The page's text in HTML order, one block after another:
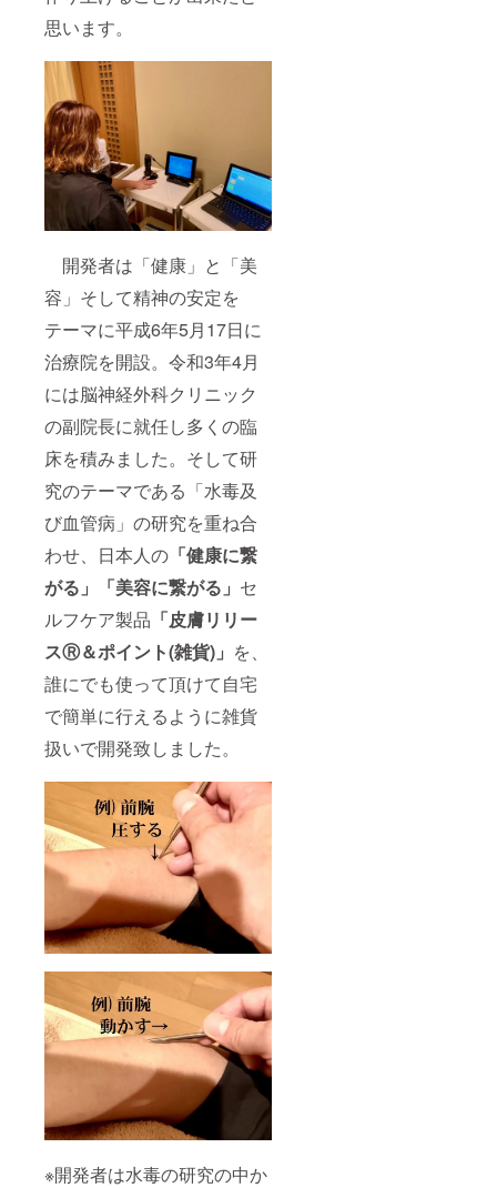
思います。
開発者は「健康」と「美
容」そして精神の安定を
テーマに平成6年5月17日に
治療院を開設。令和3年4月
には脳神経外科クリニック
の副院長に就任し多くの臨
床を積みました。そして研
究のテーマである「水毒及
び血管病」の研究を重ね合
わせ、日本人の 「健康に繋
がる」「美容に繋がる」 セ
ルフケア製品 「皮膚リリー
スⓇ＆ポイント(雑貨)」 を、
誰にでも使って頂けて自宅
で簡単に行えるように雑貨
扱いで開発致しました。
※開発者は水毒の研究の中か